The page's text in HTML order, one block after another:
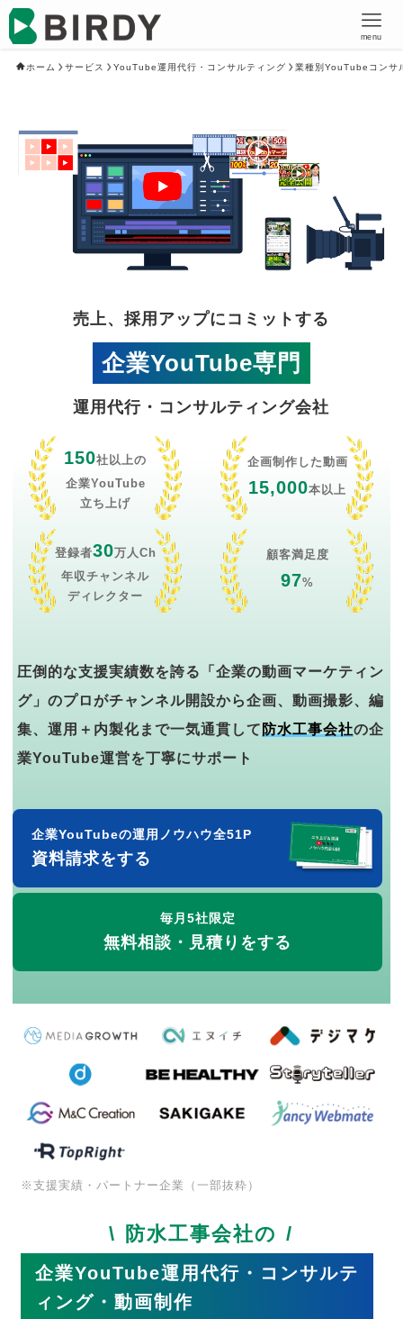
menu
ホーム サービス YouTube運用代行・コンサルティング 業種別YouTubeコンサ
売上、採用アップにコミットする
企業YouTube専門
運用代行・コンサルティング会社
150社以上の
企業YouTube
立ち上げ
企画制作した動画
15,000本以上
登録者30万人Ch
年収チャンネル
ディレクター
顧客満足度
97%
圧倒的な支援実績数を誇る「企業の動画マーケティン
グ」のプロがチャンネル開設から企画、動画撮影、編
集、運用＋内製化まで一気通貫して 防水工事会社の企
業YouTube運営を丁寧にサポート
企業YouTubeの運用ノウハウ全51P
資料請求をする
毎月5社限定
無料相談・見積りをする
※支援実績・パートナー企業（一部抜粋）
防水工事会社の
企業YouTube運用代行・コンサルテ
ィング・動画制作